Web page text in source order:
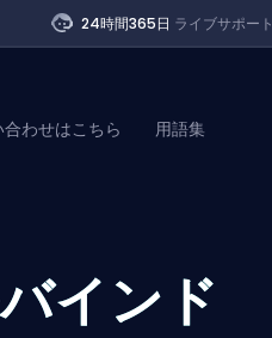
24時間365日 ライブサポート
合わせはこちら 用語集
インド